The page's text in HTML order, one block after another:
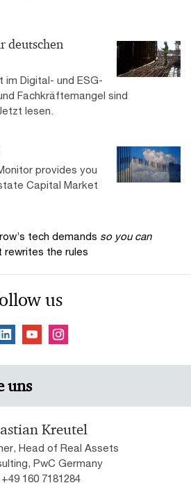
deutschen
im Digital- und ESG-
Fachkräftemangel sind
lesen.
provides you
Capital Market
tech demands so you can
the rules
us
uns
Kreutel
Head of Real Assets
PwC Germany
160 7181284